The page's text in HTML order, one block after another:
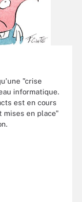
"crise
informatique.
est en cours
mises en place"